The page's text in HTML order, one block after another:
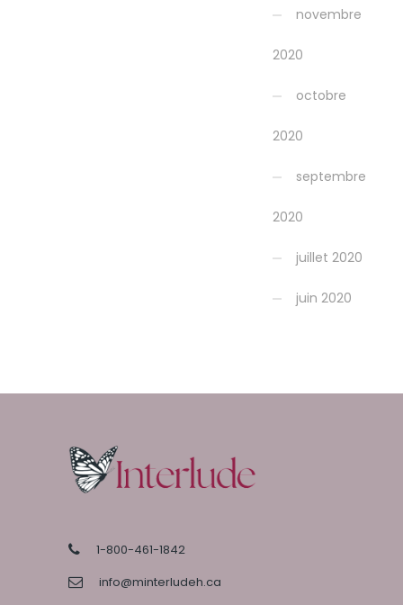
novembre
2020
octobre
2020
septembre
2020
juillet 2020
juin 2020
1-800-461-1842
info@minterludeh.ca